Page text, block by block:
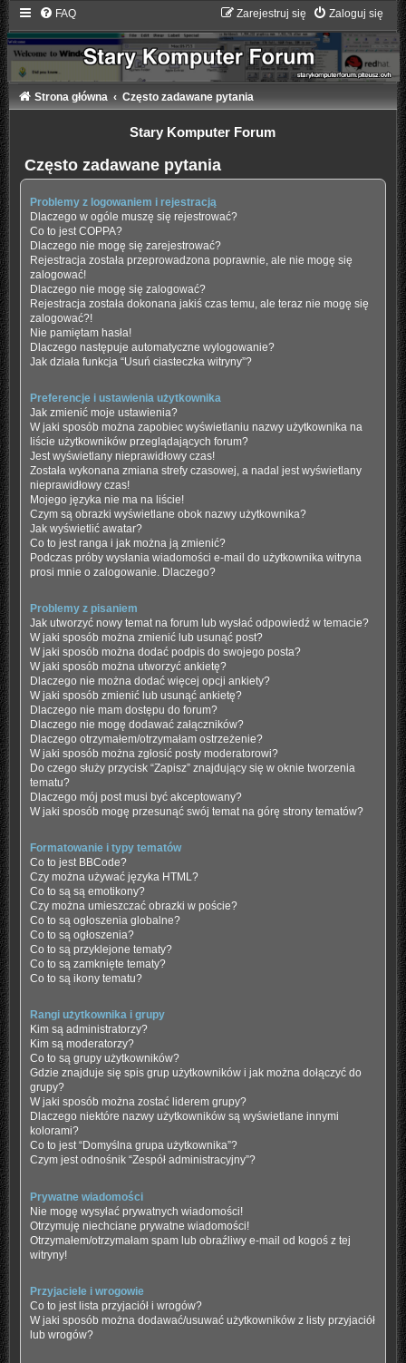
FAQ Zaloguj się
Zarejestruj się
Strona główna Często zadawane pytania
Stary Komputer Forum
Często zadawane pytania
Problemy z logowaniem i rejestracją
Dlaczego w ogóle muszę się rejestrować?
Co to jest COPPA?
Dlaczego nie mogę się zarejestrować?
Rejestracja została przeprowadzona poprawnie, ale nie mogę się
zalogować!
Dlaczego nie mogę się zalogować?
Rejestracja została dokonana jakiś czas temu, ale teraz nie mogę się
zalogować?!
Nie pamiętam hasła!
Dlaczego następuje automatyczne wylogowanie?
Jak działa funkcja “Usuń ciasteczka witryny”?
Preferencje i ustawienia użytkownika
Jak zmienić moje ustawienia?
W jaki sposób można zapobiec wyświetlaniu nazwy użytkownika na
liście użytkowników przeglądających forum?
Jest wyświetlany nieprawidłowy czas!
Została wykonana zmiana strefy czasowej, a nadal jest wyświetlany
nieprawidłowy czas!
Mojego języka nie ma na liście!
Czym są obrazki wyświetlane obok nazwy użytkownika?
Jak wyświetlić awatar?
Co to jest ranga i jak można ją zmienić?
Podczas próby wysłania wiadomości e-mail do użytkownika witryna
prosi mnie o zalogowanie. Dlaczego?
Problemy z pisaniem
Jak utworzyć nowy temat na forum lub wysłać odpowiedź w temacie?
W jaki sposób można zmienić lub usunąć post?
W jaki sposób można dodać podpis do swojego posta?
W jaki sposób można utworzyć ankietę?
Dlaczego nie można dodać więcej opcji ankiety?
W jaki sposób zmienić lub usunąć ankietę?
Dlaczego nie mam dostępu do forum?
Dlaczego nie mogę dodawać załączników?
Dlaczego otrzymałem/otrzymałam ostrzeżenie?
W jaki sposób można zgłosić posty moderatorowi?
Do czego służy przycisk “Zapisz” znajdujący się w oknie tworzenia
tematu?
Dlaczego mój post musi być akceptowany?
W jaki sposób mogę przesunąć swój temat na górę strony tematów?
Formatowanie i typy tematów
Co to jest BBCode?
Czy można używać języka HTML?
Co to są są emotikony?
Czy można umieszczać obrazki w poście?
Co to są ogłoszenia globalne?
Co to są ogłoszenia?
Co to są przyklejone tematy?
Co to są zamknięte tematy?
Co to są ikony tematu?
Rangi użytkownika i grupy
Kim są administratorzy?
Kim są moderatorzy?
Co to są grupy użytkowników?
Gdzie znajduje się spis grup użytkowników i jak można dołączyć do
grupy?
W jaki sposób można zostać liderem grupy?
Dlaczego niektóre nazwy użytkowników są wyświetlane innymi
kolorami?
Co to jest “Domyślna grupa użytkownika”?
Czym jest odnośnik “Zespół administracyjny”?
Prywatne wiadomości
Nie mogę wysyłać prywatnych wiadomości!
Otrzymuję niechciane prywatne wiadomości!
Otrzymałem/otrzymałam spam lub obraźliwy e-mail od kogoś z tej
witryny!
Przyjaciele i wrogowie
Co to jest lista przyjaciół i wrogów?
W jaki sposób można dodawać/usuwać użytkowników z listy przyjaciół
lub wrogów?